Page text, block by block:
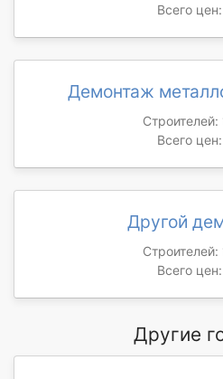
Всего
Демонтаж
Строителей:
Всего
Другой
Строителей:
Всего
Другие